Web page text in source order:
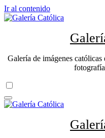
Ir al contenido
Galería de imágenes